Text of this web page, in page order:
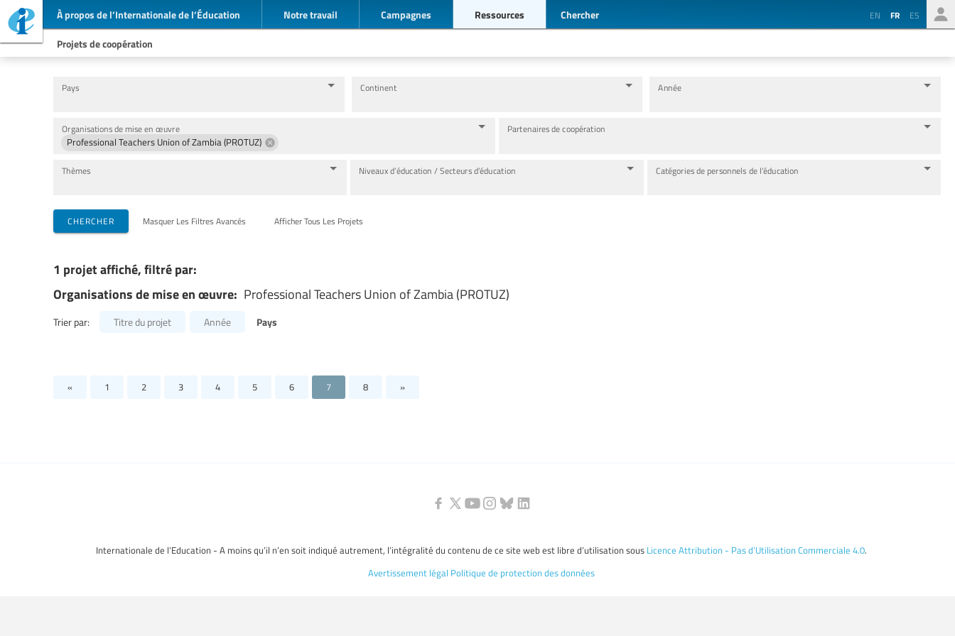
À propos de l’Internationale de l’Éducation Notre travail Campagnes Ressources Chercher EN FR ES
Projets de coopération
Pays Continent Année
Organisations de mise en œuvre
Professional Teachers Union of Zambia (PROTUZ)
Partenaires de coopération
Thèmes Niveaux d’éducation / Secteurs d’éducation Catégories de personnels de l’éducation
CHERCHER Masquer Les Filtres Avancés Afficher Tous Les Projets
1 projet affiché, filtré par:
Organisations de mise en œuvre: Professional Teachers Union of Zambia (PROTUZ)
Trier par: Titre du projet Année Pays
« 1 2 3 4 5 6 7 8 »
Internationale de l’Education - A moins qu’il n’en soit indiqué autrement, l’intégralité du contenu de ce site web est libre d’utilisation sous Licence Attribution - Pas d’Utilisation Commerciale 4.0.
Avertissement légal Politique de protection des données